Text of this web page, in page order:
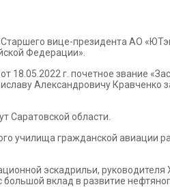
вице-президента АО
Федерации».
18.05.2022 г. почетное звание
Александровичу Кравченко
Саратовской области.
училища гражданской
эскадрильи,
вклад в развитие